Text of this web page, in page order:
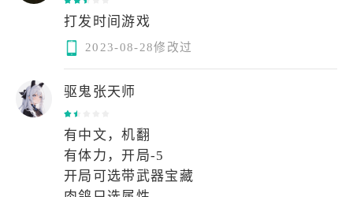
打发时间游戏
2023-08-28修改过
驱鬼张天师
有中文，机翻
有体力，开局-5
开局可选带武器宝藏